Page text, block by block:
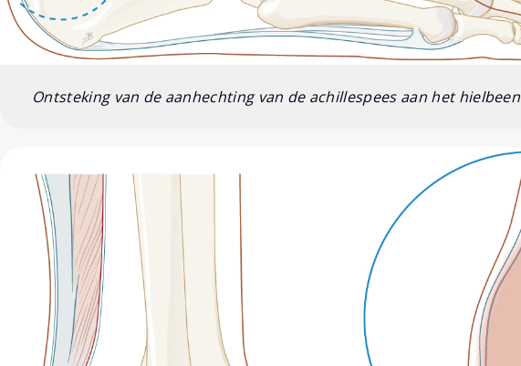
Ontsteking van de aanhechting van de achillespees aan het hielbeen